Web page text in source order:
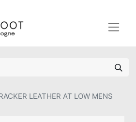
LEATHER AT LOW MENS